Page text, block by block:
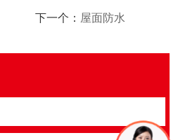
下一个： 屋面防水